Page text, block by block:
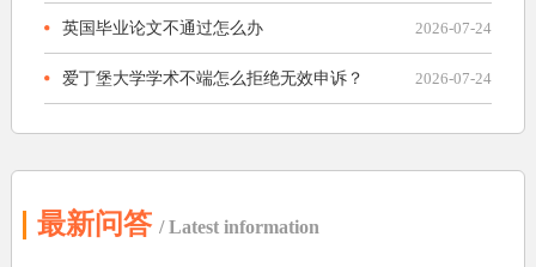
英国毕业论文不通过怎么办 2026-07-24
爱丁堡大学学术不端怎么拒绝无效申诉？ 2026-07-24
最新问答 / Latest information